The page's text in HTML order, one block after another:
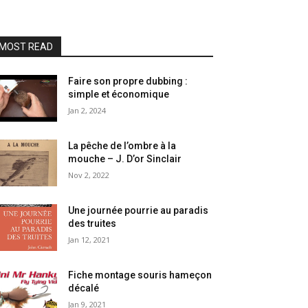
MOST READ
Faire son propre dubbing :
simple et économique
Jan 2, 2024
La pêche de l’ombre à la
mouche – J. D’or Sinclair
Nov 2, 2022
Une journée pourrie au paradis
des truites
Jan 12, 2021
Fiche montage souris hameçon
décalé
Jan 9, 2021